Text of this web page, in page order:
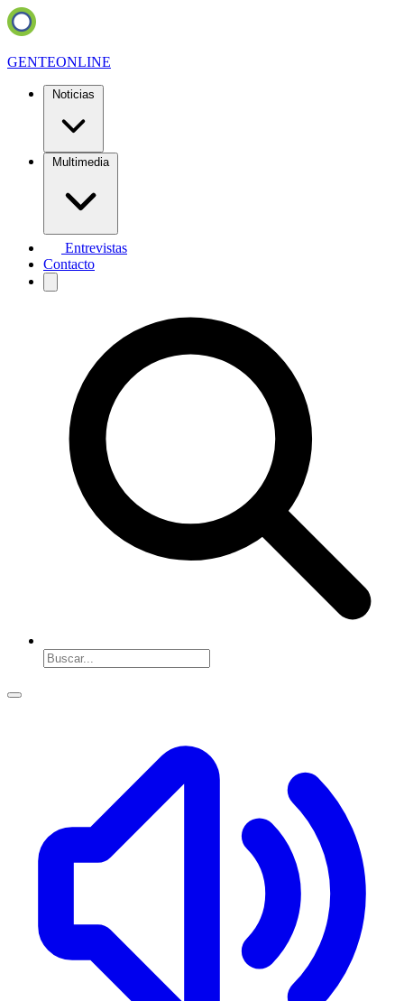
GENTEONLINE
Noticias
Multimedia
Entrevistas
Contacto